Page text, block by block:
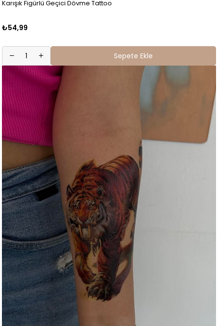
Karışık Figürlü Geçici Dövme Tattoo
₺54,99
Sepete Ekle